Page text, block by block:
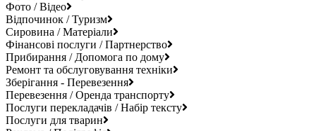
Фото / Відео
Відпочинок / Туризм
Сировина / Матеріали
Фінансові послуги / Партнерство
Прибирання / Допомога по дому
Ремонт та обслуговування техніки
Зберігання - Перевезення
Перевезення / Оренда транспорту
Послуги перекладачів / Набір тексту
Послуги для тварин